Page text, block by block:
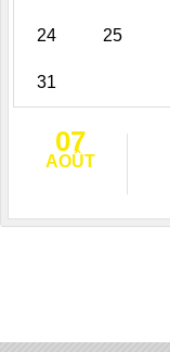
24 25
31
07
AOÛT